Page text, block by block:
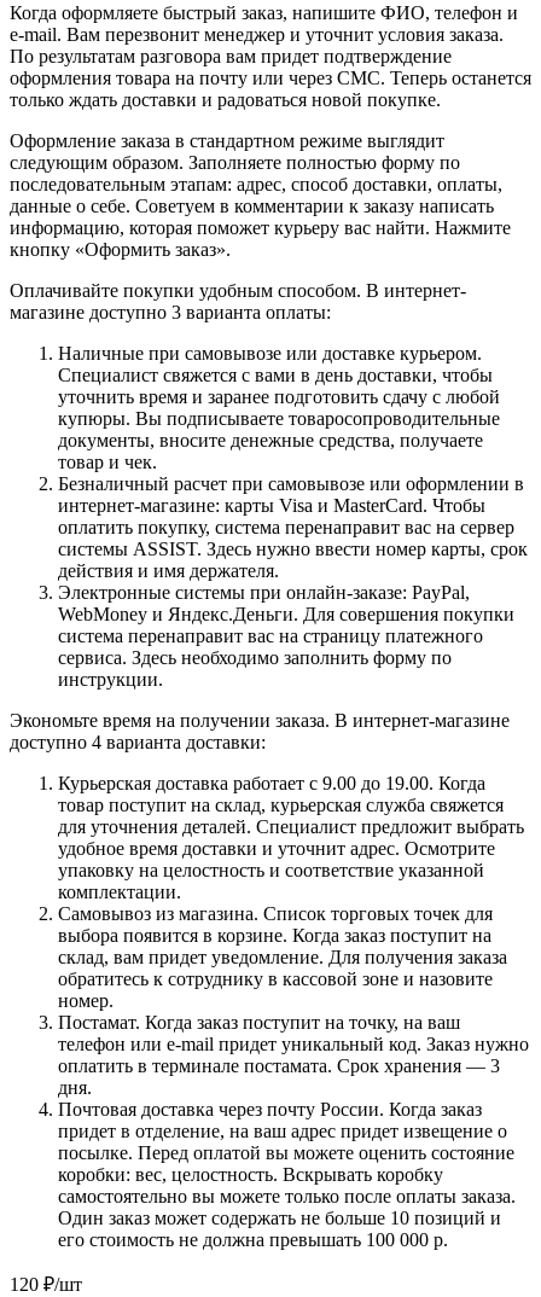
Когда оформляете быстрый заказ, напишите ФИО, телефон и
e-mail. Вам перезвонит менеджер и уточнит условия заказа.
По результатам разговора вам придет подтверждение
оформления товара на почту или через СМС. Теперь останется
только ждать доставки и радоваться новой покупке.
Оформление заказа в стандартном режиме выглядит
следующим образом. Заполняете полностью форму по
последовательным этапам: адрес, способ доставки, оплаты,
данные о себе. Советуем в комментарии к заказу написать
информацию, которая поможет курьеру вас найти. Нажмите
кнопку «Оформить заказ».
Оплачивайте покупки удобным способом. В интернет-
магазине доступно 3 варианта оплаты:
Наличные при самовывозе или доставке курьером.
Специалист свяжется с вами в день доставки, чтобы
уточнить время и заранее подготовить сдачу с любой
купюры. Вы подписываете товаросопроводительные
документы, вносите денежные средства, получаете
товар и чек.
Безналичный расчет при самовывозе или оформлении в
интернет-магазине: карты Visa и MasterCard. Чтобы
оплатить покупку, система перенаправит вас на сервер
системы ASSIST. Здесь нужно ввести номер карты, срок
действия и имя держателя.
Электронные системы при онлайн-заказе: PayPal,
WebMoney и Яндекс.Деньги. Для совершения покупки
система перенаправит вас на страницу платежного
сервиса. Здесь необходимо заполнить форму по
инструкции.
Экономьте время на получении заказа. В интернет-магазине
доступно 4 варианта доставки:
Курьерская доставка работает с 9.00 до 19.00. Когда
товар поступит на склад, курьерская служба свяжется
для уточнения деталей. Специалист предложит выбрать
удобное время доставки и уточнит адрес. Осмотрите
упаковку на целостность и соответствие указанной
комплектации.
Самовывоз из магазина. Список торговых точек для
выбора появится в корзине. Когда заказ поступит на
склад, вам придет уведомление. Для получения заказа
обратитесь к сотруднику в кассовой зоне и назовите
номер.
Постамат. Когда заказ поступит на точку, на ваш
телефон или e-mail придет уникальный код. Заказ нужно
оплатить в терминале постамата. Срок хранения — 3
дня.
Почтовая доставка через почту России. Когда заказ
придет в отделение, на ваш адрес придет извещение о
посылке. Перед оплатой вы можете оценить состояние
коробки: вес, целостность. Вскрывать коробку
самостоятельно вы можете только после оплаты заказа.
Один заказ может содержать не больше 10 позиций и
его стоимость не должна превышать 100 000 р.
120 ₽/шт